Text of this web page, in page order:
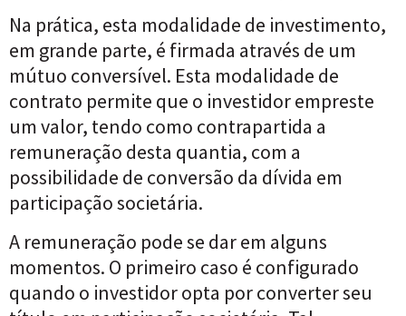
Na prática, esta modalidade de investimento,
em grande parte, é firmada através de um
mútuo conversível. Esta modalidade de
contrato permite que o investidor empreste
um valor, tendo como contrapartida a
remuneração desta quantia, com a
possibilidade de conversão da dívida em
participação societária.
A remuneração pode se dar em alguns
momentos. O primeiro caso é configurado
quando o investidor opta por converter seu